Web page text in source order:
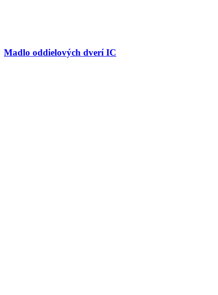
Madlo oddielových dverí IC